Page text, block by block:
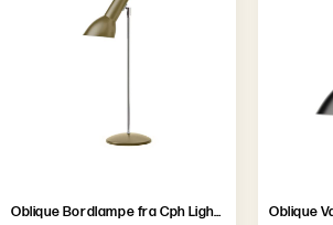
Oblique Bordlampe fra Cph Lighting